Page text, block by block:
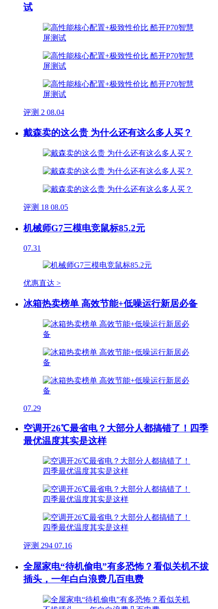
试
评测 2 08.04
戴森卖的这么贵 为什么还有这么多人买？
评测 18 08.05
机械师G7三模电竞鼠标85.2元
07.31
优惠直达 >
冰箱热卖榜单 高效节能+低噪运行新居必备
07.29
空调开26℃最省电？大部分人都搞错了！四季
最优温度其实是这样
评测 294 07.16
全屋家电“待机偷电”有多恐怖？看似关机不拔
插头，一年白白浪费几百电费